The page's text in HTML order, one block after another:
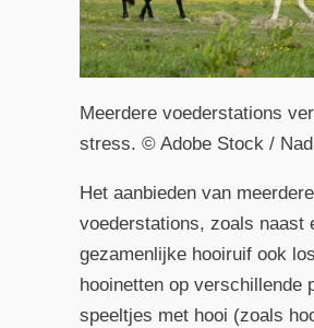
Meerdere voederstations
stress. © Adobe Stock /
Het aanbieden van meerdere
voederstations, zoals naast
gezamenlijke hooiruif ook
hooinetten op verschillende
speeltjes met hooi (zoals